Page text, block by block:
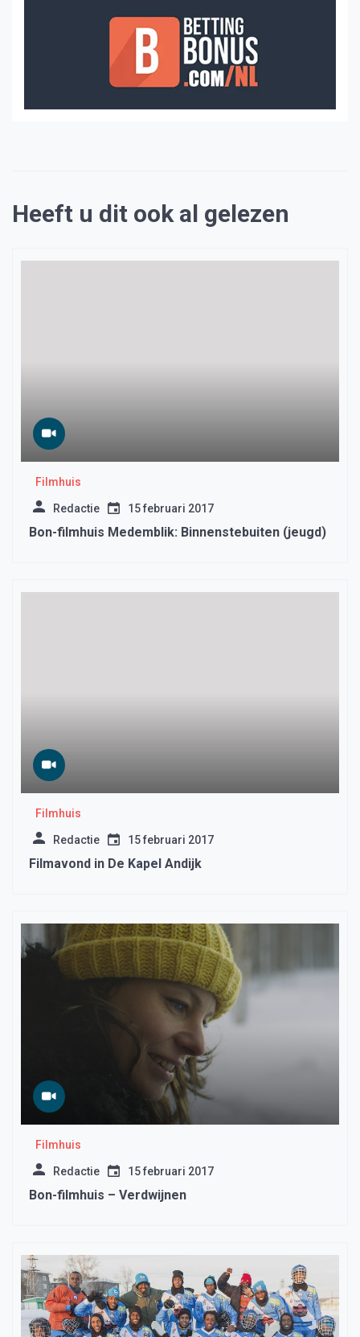
Heeft u dit ook al gelezen
Filmhuis
Redactie 15 februari 2017
Bon-filmhuis Medemblik: Binnenstebuiten (jeugd)
Filmhuis
Redactie 15 februari 2017
Filmavond in De Kapel Andijk
Filmhuis
Redactie 15 februari 2017
Bon-filmhuis – Verdwijnen